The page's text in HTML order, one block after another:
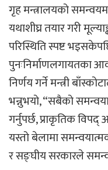
गृह मन्त्रालयको
यथाशीघ्र तयार गरी
परिस्थिति स्पष्ट
पुनःनिर्माणलगायतका
निर्णय गर्ने मन्त्री
भन्नुभयो, “सबैको
गर्नुपर्छ, प्राकृतिक
यस्तो बेलामा
र सङ्घीय सरकारले